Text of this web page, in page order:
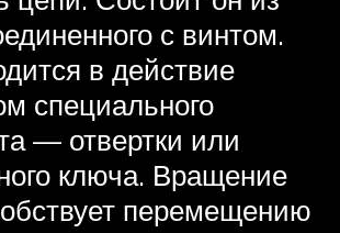
с винтом.
в действие
специального
— отвертки или
ключа. Вращение
перемещению